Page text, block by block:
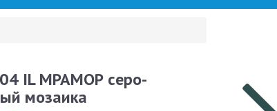
IL МРАМОР серо-
мозаика